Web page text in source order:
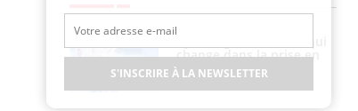
change dans la prise en
charge des femmes
enceintes
S'INSCRIRE À LA NEWSLETTER